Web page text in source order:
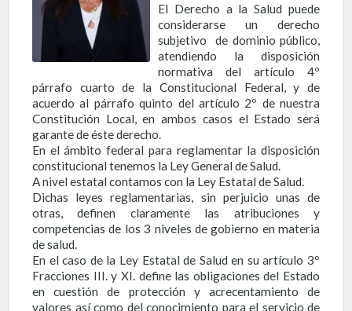
El Derecho a la Salud puede
considerarse un derecho
subjetivo de dominio público,
atendiendo la disposición
normativa del artículo 4º
párrafo cuarto de la Constitucional Federal, y de
acuerdo al párrafo quinto del artículo 2º de nuestra
Constitución Local, en ambos casos el Estado será
garante de éste derecho.
En el ámbito federal para reglamentar la disposición
constitucional tenemos la Ley General de Salud.
A nivel estatal contamos con la Ley Estatal de Salud.
Dichas leyes reglamentarias, sin perjuicio unas de
otras, definen claramente las atribuciones y
competencias de los 3 niveles de gobierno en materia
de salud.
En el caso de la Ley Estatal de Salud en su artículo 3º
Fracciones III. y XI. define las obligaciones del Estado
en cuestión de protección y acrecentamiento de
valores así como del conocimiento para el servicio de